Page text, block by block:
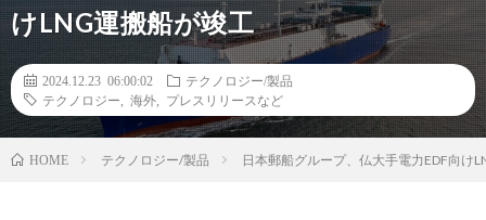
けLNG運搬船が竣工
2024.12.23 06:00:02
テクノロジー/製品
テクノロジー
海外 プレスリリースなど
HOME テクノロジー/製品 日本郵船グループ、仏大手電力EDF向け